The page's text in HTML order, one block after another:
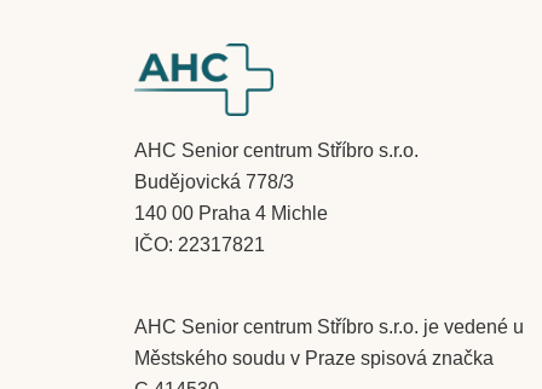
​AHC Senior centrum Stříbro s.r.o.
Budějovická 778/3
140 00 Praha 4 Michle
IČO: 22317821
AHC Senior centrum Stříbro s.r.o. je vedené u
Městského soudu v Praze spisová značka